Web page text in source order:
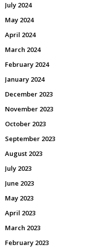
July 2024
May 2024
April 2024
March 2024
February 2024
January 2024
December 2023
November 2023
October 2023
September 2023
August 2023
July 2023
June 2023
May 2023
April 2023
March 2023
February 2023